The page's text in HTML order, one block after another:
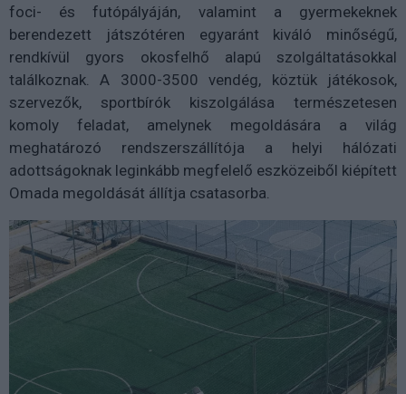
foci- és futópályáján, valamint a gyermekeknek
berendezett játszótéren egyaránt kiváló minőségű,
rendkívül gyors okosfelhő alapú szolgáltatásokkal
találkoznak. A 3000-3500 vendég, köztük játékosok,
szervezők, sportbírók kiszolgálása természetesen
komoly feladat, amelynek megoldására a világ
meghatározó rendszerszállítója a helyi hálózati
adottságoknak leginkább megfelelő eszközeiből kiépített
Omada megoldását állítja csatasorba.